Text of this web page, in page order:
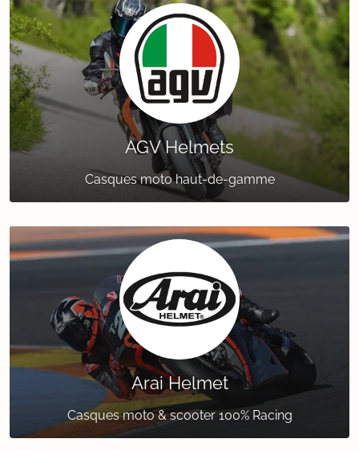
AGV Helmets
Casques moto haut-de-gamme
Arai Helmet
Casques moto & scooter 100% Racing